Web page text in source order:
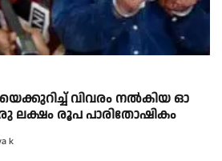
വി​വ​രം ന​ൽ​കി​യ ഓ​
ല​ക്ഷം രൂ​പ പാ​രി​തോ​ഷി​കം
k